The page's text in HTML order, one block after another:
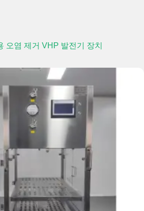
오염 제거 VHP 발전기 장치